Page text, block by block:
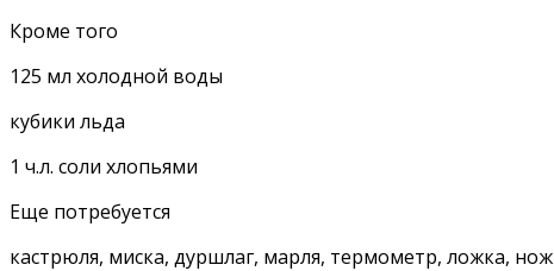
Кроме того
125 мл холодной воды
кубики льда
1 ч.л. соли хлопьями
Еще потребуется
кастрюля, миска, дуршлаг, марля, термометр, ложка, нож